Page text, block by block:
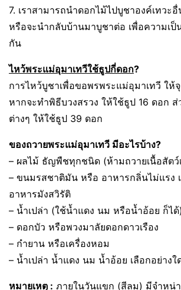
7. เราสามารถนำดอกไม้ไปบูชาองค์เทวะ
หรือจะนำกลับบ้านมาบูชาต่อ เพื่อความเป็
กัน
ไหว้พระแม่อุมาเทวีใช้ธูปกี่ดอก?
การไหว้บูชาเพื่อขอพรพระแม่อุมาเทวี ให้
หากจะทำพิธีบวงสรวง ให้ใช้ธูป 16 ดอก
ต่างๆ ให้ใช้ธูป 39 ดอก
ของถวายพระแม่อุมาเทวี มีอะไรบ้าง?
– ผลไม้ ธัญพืชทุกชนิด (ห้ามถวายเนื้อสัตว์
– ขนมรสชาติมัน หรือ อาหารกลิ่นไม่แรง
อาหารมังสวิรัติ
– น้ำเปล่า (ใช้น้ำแดง นม หรือน้ำอ้อย ก็ได้)
– ดอกบัว หรือพวงมาลัยดอกดาวเรือง
– กำยาน หรือเครื่องหอม
– น้ำเปล่า น้ำแดง นม น้ำอ้อย เลือกอย่างใ
หมายเหตุ : ภายในวันแขก (สีลม) มีจำหน่